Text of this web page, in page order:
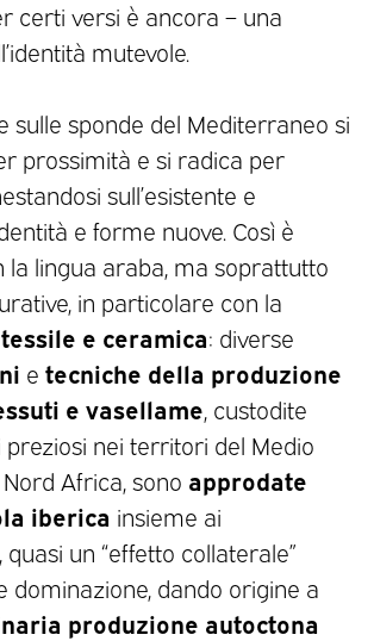
certi versi è ancora – una
mutevole.
sulle sponde del Mediterraneo si
prossimità e si radica per
sull’esistente e
e forme nuove. Così è
la lingua araba, ma soprattutto
in particolare con la
e ceramica: diverse
e tecniche della produzione
e vasellame , custodite
nei territori del Medio
Africa, sono approdate
iberica insieme ai
un “effetto collaterale”
dominazione, dando origine a
produzione autoctona